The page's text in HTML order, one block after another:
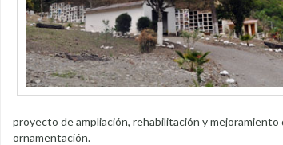
proyecto de ampliación, rehabilitación y
ornamentación.